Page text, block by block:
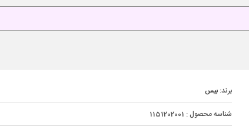
برند:بیس
شناسه محصول : 1151202001